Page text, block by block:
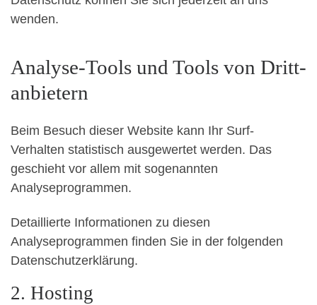
wenden.
Analyse-Tools und Tools von Dritt­
anbietern
Beim Besuch dieser Website kann Ihr Surf-
Verhalten statistisch ausgewertet werden. Das
geschieht vor allem mit sogenannten
Analyseprogrammen.
Detaillierte Informationen zu diesen
Analyseprogrammen finden Sie in der folgenden
Datenschutzerklärung.
2. Hosting